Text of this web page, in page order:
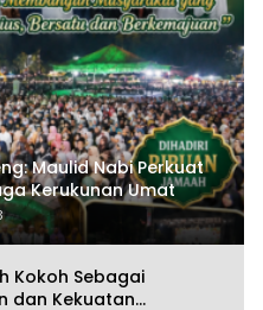
Maulid Nabi Perkuat
Kerukunan Umat
Kokoh Sebagai
dan Kekuatan